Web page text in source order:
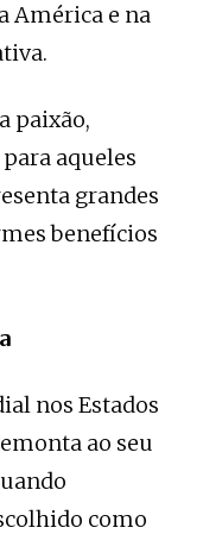
América e na
paixão,
aqueles
grandes
benefícios
nos Estados
ao seu
como